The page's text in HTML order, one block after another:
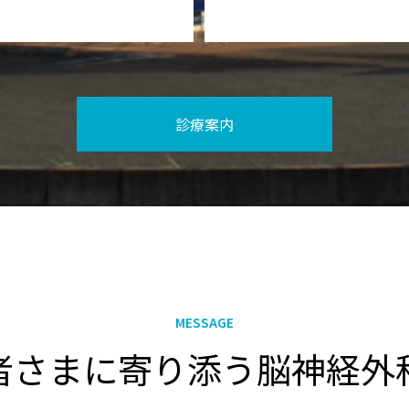
診療案内
MESSAGE
さまに寄り添う脳神経外